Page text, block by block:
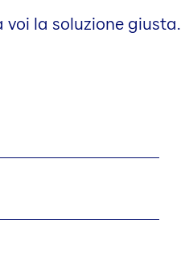
voi la soluzione giusta.